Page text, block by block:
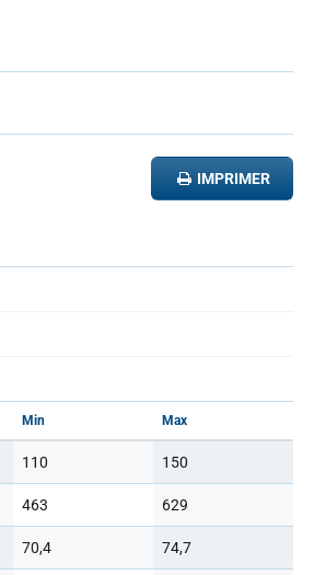
IMPRIMER
Min Max
110 150
463 629
70,4 74,7